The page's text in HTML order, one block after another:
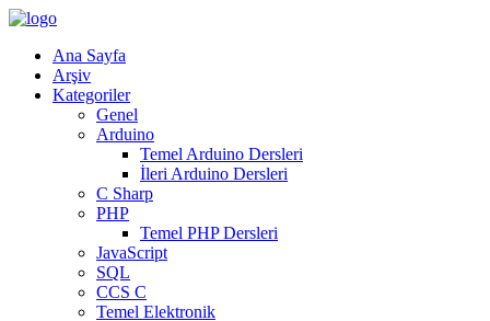
Ana Sayfa
Arşiv
Kategoriler
Genel
Arduino
Temel Arduino Dersleri
İleri Arduino Dersleri
C Sharp
PHP
Temel PHP Dersleri
JavaScript
SQL
CCS C
Temel Elektronik